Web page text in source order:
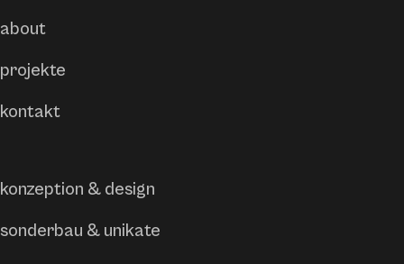
about
projekte
kontakt
konzeption & design
sonderbau & unikate